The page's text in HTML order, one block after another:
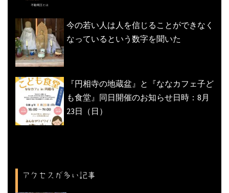
今の若い人は人を信じることができなく
なっているという数字を聞いた
『円相寺の地蔵盆』と『ななカフェ子ど
も食堂』同日開催のお知らせ日時：8月
23日（日）
アクセスが多い記事